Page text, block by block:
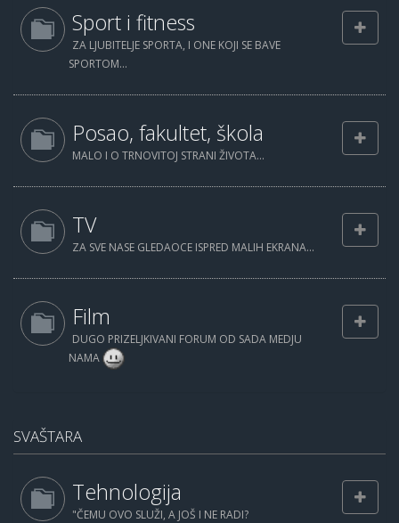
Sport i fitness
ZA LJUBITELJE SPORTA, I ONE KOJI SE BAVE
SPORTOM...
Posao, fakultet, škola
MALO I O TRNOVITOJ STRANI ŽIVOTA...
TV
ZA SVE NASE GLEDAOCE ISPRED MALIH EKRANA...
Film
DUGO PRIZELJKIVANI FORUM OD SADA MEDJU
NAMA
SVAŠTARA
Tehnologija
"ČEMU OVO SLUŽI, A JOŠ I NE RADI?